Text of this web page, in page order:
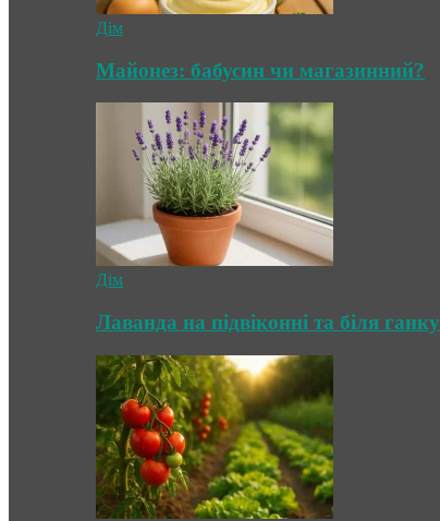
Дім
Майонез: бабусин чи магазинний?
Дім
Лаванда на підвіконні та біля ганку